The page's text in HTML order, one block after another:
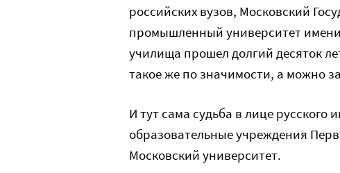
российских вузов, Московский
промышленный университет
училища прошел долгий десяток
такое же по значимости, а можно
И тут сама судьба в лице русского
образовательные учреждения
Московский университет.